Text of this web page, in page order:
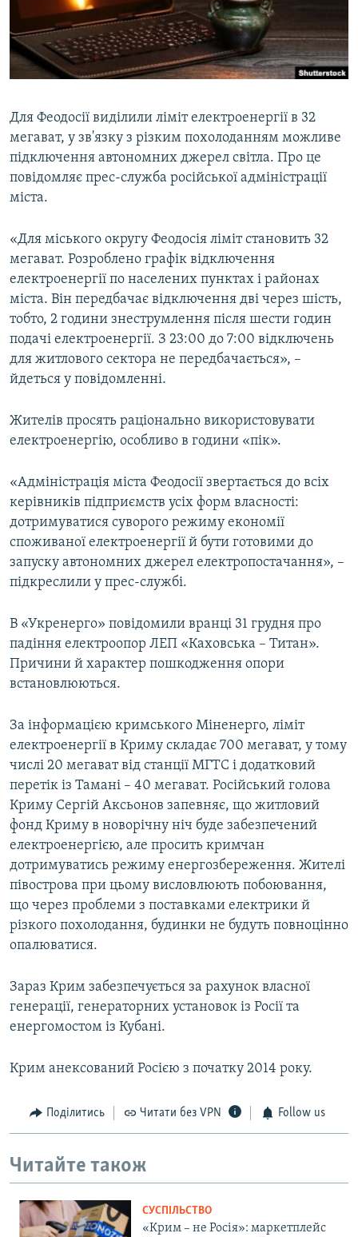
ВІДЕОУРОКИ «ELIFBE»
СВІДЧЕННЯ ОКУПАЦІЇ
УКРАЇНСЬКА ПРОБЛЕМА КРИМУ
Русский
Qırımtatar
Усі сайти RFE/RL
Для Феодосії виділили ліміт електроенергії в 32
мегават, у зв'язку з різким похолоданням можливе
підключення автономних джерел світла. Про це
повідомляє прес-служба російської адміністрації
міста.
«Для міського округу Феодосія ліміт становить 32
мегават. Розроблено графік відключення
електроенергії по населених пунктах і районах
міста. Він передбачає відключення дві через шість,
тобто, 2 години знеструмлення після шести годин
подачі електроенергії. З 23:00 до 7:00 відключень
для житлового сектора не передбачається», –
йдеться у повідомленні.
Жителів просять раціонально використовувати
електроенергію, особливо в години «пік».
«Адміністрація міста Феодосії звертається до всіх
керівників підприємств усіх форм власності:
дотримуватися суворого режиму економії
споживаної електроенергії й бути готовими до
запуску автономних джерел електропостачання», –
підкреслили у прес-службі.
В «Укренерго» повідомили вранці 31 грудня про
падіння електроопор ЛЕП «Каховська – Титан».
Причини й характер пошкодження опори
встановлюються.
За інформацією кримського Міненерго, ліміт
електроенергії в Криму складає 700 мегават, у тому
числі 20 мегават від станції МГТС і додатковий
перетік із Тамані – 40 мегават. Російський голова
Криму Сергій Аксьонов запевняє, що житловий
фонд Криму в новорічну ніч буде забезпечений
електроенергією, але просить кримчан
дотримуватись режиму енергозбереження. Жителі
півострова при цьому висловлюють побоювання,
що через проблеми з поставками електрики й
різкого похолодання, будинки не будуть повноцінно
опалюватися.
Зараз Крим забезпечується за рахунок власної
генерації, генераторних установок із Росії та
енергомостом із Кубані.
Крим анексований Росією з початку 2014 року.
Поділитись Читати без VPN Follow us
Читайте також
СУСПІЛЬСТВО
«Крим – не Росія»: маркетплейс